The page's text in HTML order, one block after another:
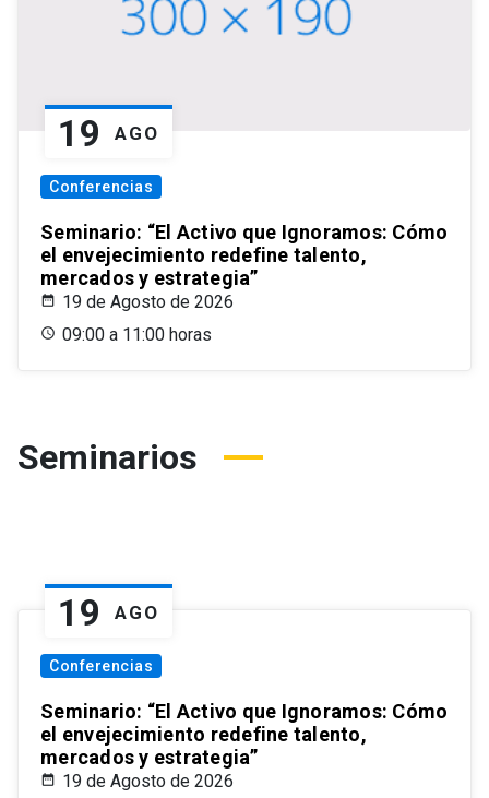
19 AGO
Conferencias
Seminario: “El Activo que Ignoramos: Cómo
el envejecimiento redefine talento,
mercados y estrategia”
19 de Agosto de 2026
09:00 a 11:00 horas
Seminarios
19 AGO
Conferencias
Seminario: “El Activo que Ignoramos: Cómo
el envejecimiento redefine talento,
mercados y estrategia”
19 de Agosto de 2026